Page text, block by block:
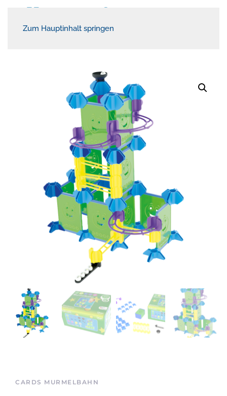
Zum Hauptinhalt springen
CARDS MURMELBAHN